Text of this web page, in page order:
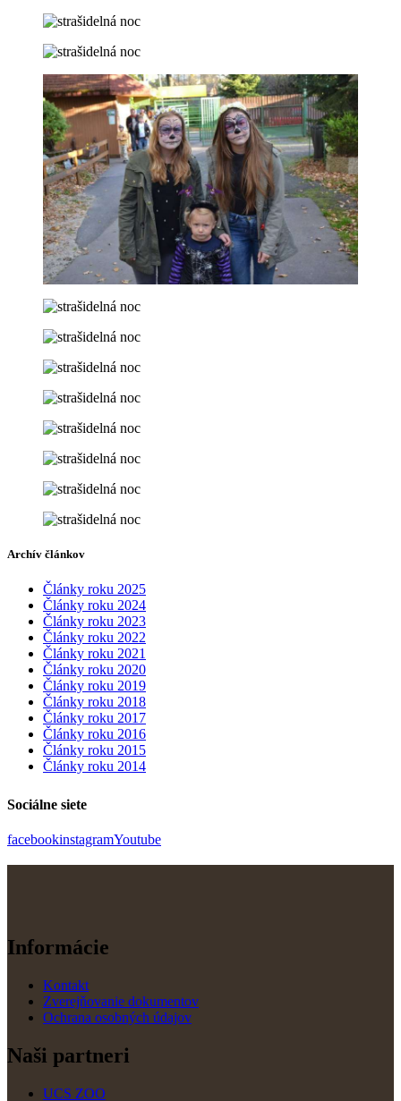
Archív článkov
Články roku 2025
Články roku 2024
Články roku 2023
Články roku 2022
Články roku 2021
Články roku 2020
Články roku 2019
Články roku 2018
Články roku 2017
Články roku 2016
Články roku 2015
Články roku 2014
Sociálne siete
facebookinstagramYoutube
Informácie
Kontakt
Zverejňovanie dokumentov
Ochrana osobných údajov
Naši partneri
UCS ZOO